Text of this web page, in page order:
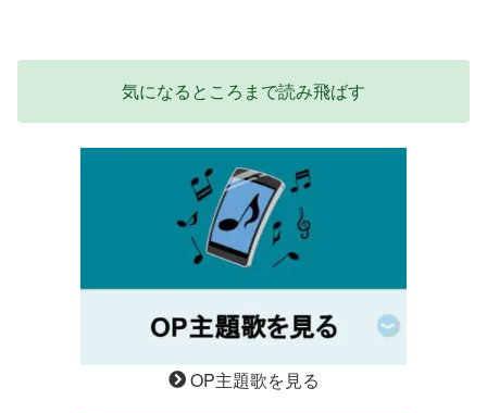
気になるところまで読み飛ばす
OP主題歌を見る